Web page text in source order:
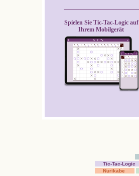
Spielen Sie Tic-Tac-Logic auf
Ihrem Mobilgerät
Tic-Tac-Logic
Nurikabe